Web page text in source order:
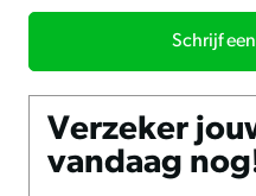
een vertrouwde omgeving.
vervoer wordt gebruikt
stress aanzienlijk
Voordelen
• gemaakt van 100%
Schrijf
Verzeker
vandaag